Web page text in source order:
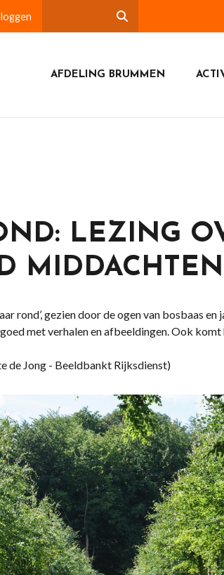
AFDELING BRUMMEN
LEZING
MIDDACHTEN
rond’, gezien door de ogen van bosbaas
met verhalen en afbeeldingen. Ook
de Jong - Beeldbankt Rijksdienst)